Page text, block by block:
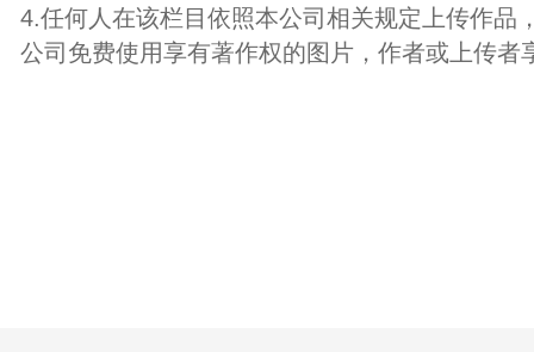
4.任何人在该栏目依照本公司相关规定上传作品
公司免费使用享有著作权的图片，作者或上传者